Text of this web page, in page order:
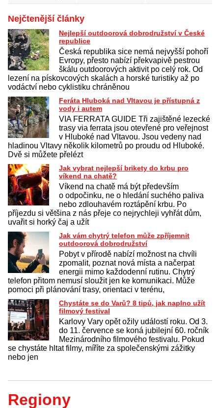
Nejčtenější články
Nejlepší outdoorová dobrodružství v České
republice
Česká republika sice nemá nejvyšší pohoří
Evropy, přesto nabízí překvapivě pestrou
škálu outdoorových aktivit po celý rok. Od
lezení na pískovcových skalách a horské turistiky až po
vodáctví nebo cyklistiku chráněnou
Feráta Hluboká nad Vltavou je přístupná z
vody i autem
VIA FERRATA GUIDE Tři zajištěné lezecké
trasy via ferrata jsou otevřené pro veřejnost
v Hluboké nad Vltavou. Jsou vedeny nad
hladinou Vltavy několik kilometrů po proudu od Hluboké.
Dvě si můžete přelézt
Jak vybrat nejlepší brikety do krbu pro
víkend na chatě?
Víkend na chatě má být především
o odpočinku, ne o hledání suchého paliva
nebo zdlouhavém roztápění krbu. Po
příjezdu si většina z nás přeje co nejrychleji vyhřát dům,
uvařit si horký čaj a užít
Jak vám chytrý telefon může zpříjemnit
outdoorová dobrodružství
Pobyt v přírodě nabízí možnost na chvíli
zpomalit, poznat nová místa a načerpat
energii mimo každodenní rutinu. Chytrý
telefon přitom nemusí sloužit jen ke komunikaci. Může
pomoci při plánování trasy, orientaci v terénu,
Chystáte se do Varů? 8 tipů, jak naplno užít
filmový festival
Karlovy Vary opět ožily událostí roku. Od 3.
do 11. července se koná jubilejní 60. ročník
Mezinárodního filmového festivalu. Pokud
se chystáte hltat filmy, míříte za společenskými zážitky
nebo jen
Regiony